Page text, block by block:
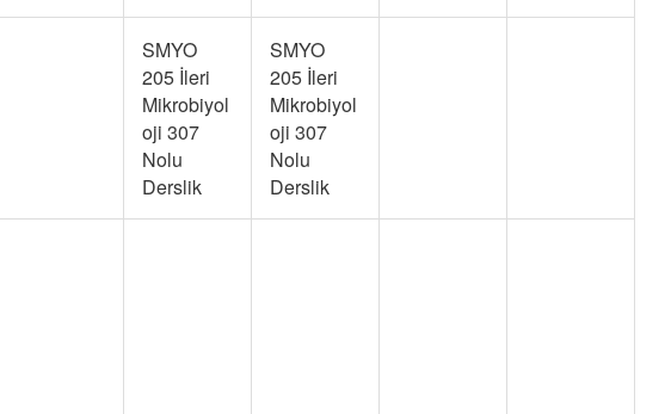
SMYO
205 İleri
Mikrobiyol
oji 307
Nolu
Derslik
SMYO
205 İleri
Mikrobiyol
oji 307
Nolu
Derslik